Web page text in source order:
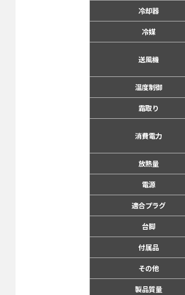
冷却器
冷媒
送風機
温度制御
霜取り
消費電力
放熱量
電源
適合プラグ
台脚
付属品
その他
製品質量